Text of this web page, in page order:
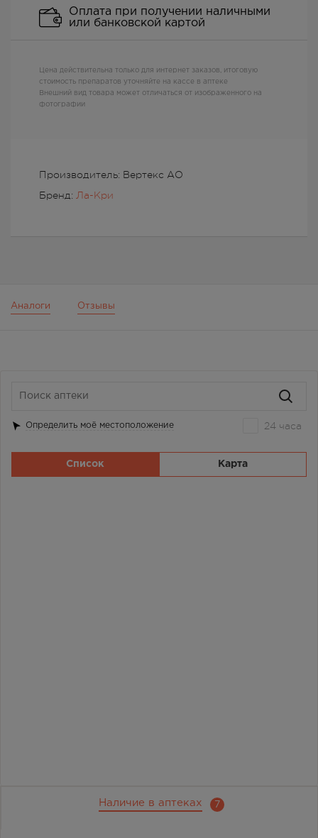
Производитель: Вертекс АО
Бренд: Ла-Кри
Оплата при получении наличными
или банковской картой
Цена действительна только для интернет заказов, итоговую
стоимость препаратов уточняйте на кассе в аптеке
Внешний вид товара может отличаться от изображенного на
фотографии
Аналоги Отзывы
Наличие в аптеках 7
Определить моё местоположение 24 часа
Список Карта